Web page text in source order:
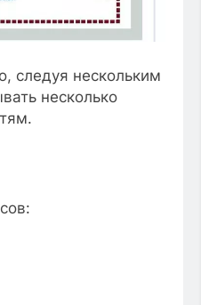
следуя нескольким
несколько